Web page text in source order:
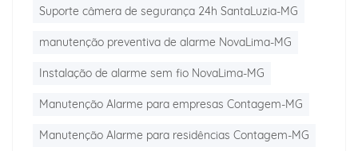
Suporte câmera de segurança 24h SantaLuzia-MG
manutenção preventiva de alarme NovaLima-MG
Instalação de alarme sem fio NovaLima-MG
Manutenção Alarme para empresas Contagem-MG
Manutenção Alarme para residências Contagem-MG